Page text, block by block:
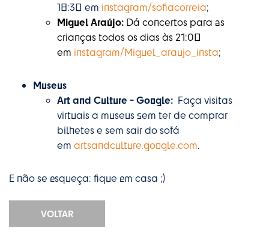
18:30 em instagram/sofiacorreia;
Miguel Araújo: Dá concertos para as
crianças todos os dias às 21:00
em instagram/Miguel_araujo_insta;
Museus
Art and Culture - Google: Faça visitas
virtuais a museus sem ter de comprar
bilhetes e sem sair do sofá
em artsandculture.google.com.
E não se esqueça: fique em casa ;)
VOLTAR